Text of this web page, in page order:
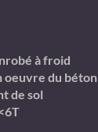
à froid
oeuvre du béton
de sol